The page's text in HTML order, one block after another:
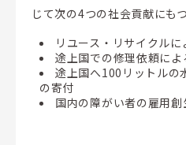
じて次の4つの社会貢献にも
リユース・リサイクル
途上国での修理依頼によ
途上国へ100リットルの
の寄付
国内の障がい者の雇用創